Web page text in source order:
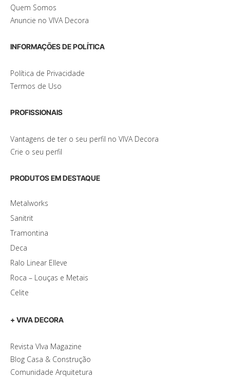
Quem Somos
Anuncie no VIVA Decora
INFORMAÇÕES DE POLÍTICA
Política de Privacidade
Termos de Uso
PROFISSIONAIS
Vantagens de ter o seu perfil no VIVA Decora
Crie o seu perfil
PRODUTOS EM DESTAQUE
Metalworks
Sanitrit
Tramontina
Deca
Ralo Linear Elleve
Roca – Louças e Metais
Celite
+ VIVA DECORA
Revista VIva Magazine
Blog Casa & Construção
Comunidade Arquitetura